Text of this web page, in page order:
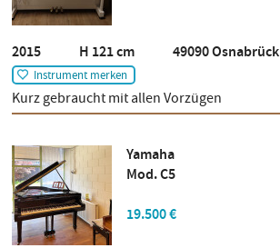
2015 H 121 cm 49090 Osnabrück
Instrument merken
Kurz gebraucht mit allen Vorzügen
Yamaha
Mod. C5
19.500 €